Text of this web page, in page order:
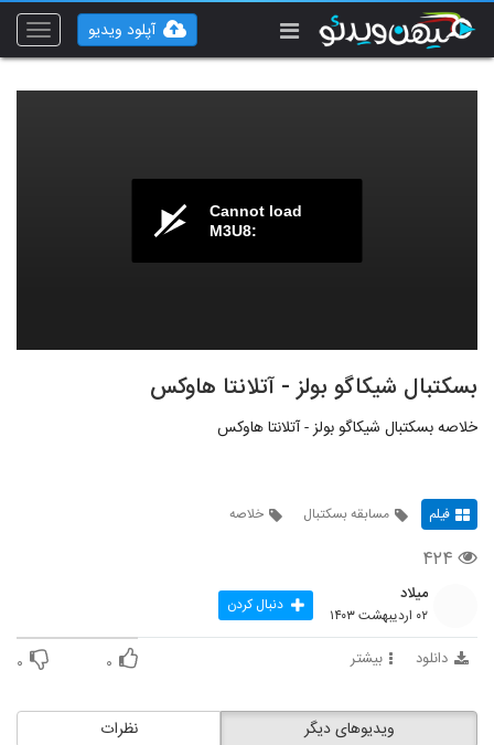
Toggle
آپلود ویدیو
Cannot load
M3U8:
بسکتبال شیکاگو بولز - آتلانتا هاوکس
خلاصه بسکتبال شیکاگو بولز - آتلانتا هاوکس
فیلم مسابقه بسکتبال خلاصه
۴۲۴
میلاد
۰۲ اردیبهشت ۱۴۰۳ دنبال کردن
دانلود بیشتر ۰ ۰
نظرات ویدیوهای دیگر